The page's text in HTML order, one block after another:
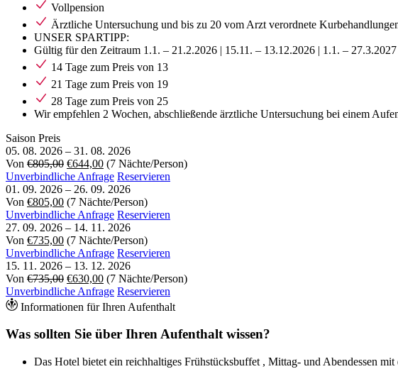
Vollpension
Ärztliche Untersuchung und bis zu 20 vom Arzt verordnete
UNSER SPARTIPP:
Gültig für den Zeitraum 1.1. – 21.2.2026 | 15.11. – 13.12.2026 | 1.1. – 27.3.2027
14 Tage zum Preis von 13
21 Tage zum Preis von 19
28 Tage zum Preis von 25
Wir empfehlen 2 Wochen, abschließende ärztliche Untersuchung bei einem
Saison Preis
05. 08. 2026 – 31. 08. 2026
Von €805,00 €644,00 (7 Nächte/Person)
Unverbindliche Anfrage Reservieren
01. 09. 2026 – 26. 09. 2026
Von €805,00 (7 Nächte/Person)
Unverbindliche Anfrage Reservieren
27. 09. 2026 – 14. 11. 2026
Von €735,00 (7 Nächte/Person)
Unverbindliche Anfrage Reservieren
15. 11. 2026 – 13. 12. 2026
Von €735,00 €630,00 (7 Nächte/Person)
Unverbindliche Anfrage Reservieren
Informationen für Ihren Aufenthalt
Was sollten Sie über Ihren Aufenthalt wissen?
Das Hotel bietet ein reichhaltiges Frühstücksbuffet , Mittag- und Abendessen